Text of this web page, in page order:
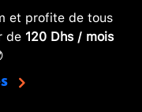
et profite de tous
de 120 Dhs / mois